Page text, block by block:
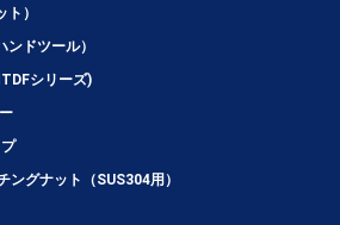
）
ドツール）
シリーズ)
グナット（SUS304用）